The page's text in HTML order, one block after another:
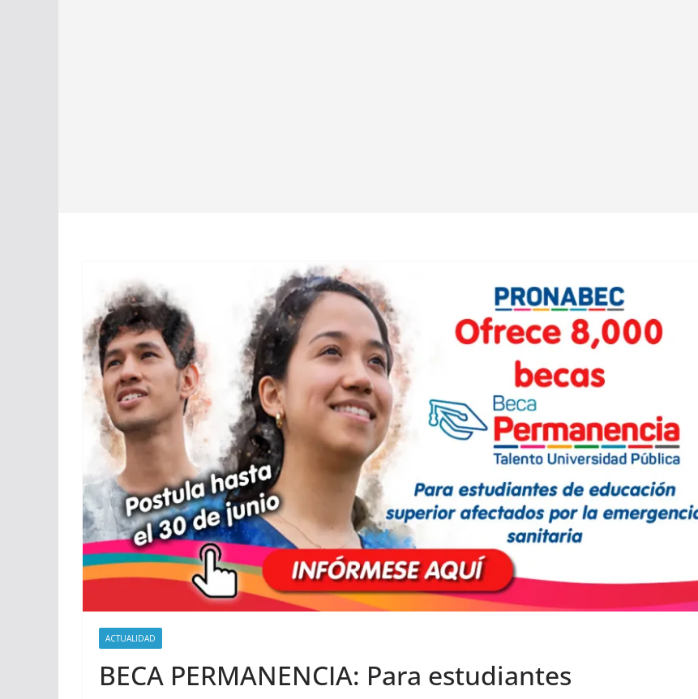
ACTUALIDAD
BECA PERMANENCIA: Para estudiantes